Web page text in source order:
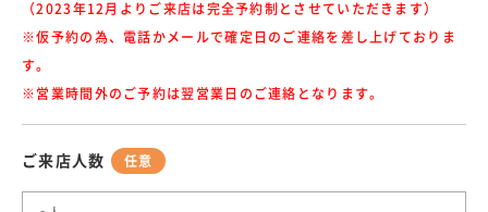
（2023年12月よりご来店は完全予約制とさせていただきます）
※仮予約の為、電話かメールで確定日のご連絡を差し上げておりま
す。
※営業時間外のご予約は翌営業日のご連絡となります。
ご来店人数 任意